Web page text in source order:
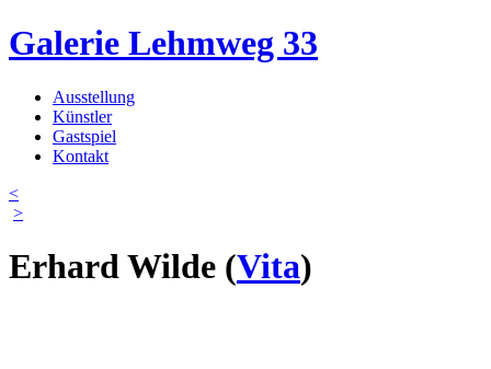
Direkt zum Inhalt
Galerie Lehmweg 33
Hauptmenü
Ausstellung
Künstler
Gastspiel
Kontakt
<
>
Erhard Wilde (Vita)